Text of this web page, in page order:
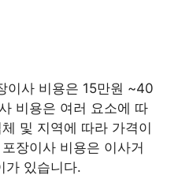
이사 비용은 15만원 ~40
비용은 여러 요소에 따
및 지역에 따라 가격이
장이사 비용은 이사거
가 있습니다.